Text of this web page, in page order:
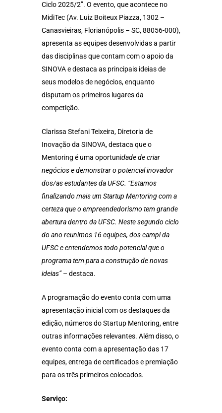
Ciclo 2025/2”. O evento, que acontece no
MidiTec (Av. Luiz Boiteux Piazza, 1302 –
Canasvieiras, Florianópolis – SC, 88056-000),
apresenta as equipes desenvolvidas a partir
das disciplinas que contam com o apoio da
SINOVA e destaca as principais ideias de
seus modelos de negócios, enquanto
disputam os primeiros lugares da
competição.
Clarissa Stefani Teixeira, Diretoria de
Inovação da SINOVA, destaca que o
Mentoring é uma oportunidade de criar
negócios e demonstrar o potencial inovador
dos/as estudantes da UFSC. “Estamos
finalizando mais um Startup Mentoring com a
certeza que o empreendedorismo tem grande
abertura dentro da UFSC. Neste segundo ciclo
do ano reunimos 16 equipes, dos campi da
UFSC e entendemos todo potencial que o
programa tem para a construção de novas
ideias”– destaca.
A programação do evento conta com uma
apresentação inicial com os destaques da
edição, números do Startup Mentoring, entre
outras informações relevantes. Além disso, o
evento conta com a apresentação das 17
equipes, entrega de certificados e premiação
para os três primeiros colocados.
Serviço: